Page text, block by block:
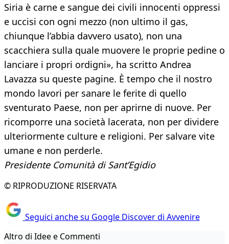
Siria è carne e sangue dei civili innocenti oppressi
e uccisi con ogni mezzo (non ultimo il gas,
chiunque l’abbia davvero usato), non una
scacchiera sulla quale muovere le proprie pedine o
lanciare i propri ordigni», ha scritto Andrea
Lavazza su queste pagine. È tempo che il nostro
mondo lavori per sanare le ferite di quello
sventurato Paese, non per aprirne di nuove. Per
ricomporre una società lacerata, non per dividere
ulteriormente culture e religioni. Per salvare vite
umane e non perderle.
Presidente Comunità di Sant’Egidio
© RIPRODUZIONE RISERVATA
Seguici anche su Google Discover di Avvenire
Altro di Idee e Commenti